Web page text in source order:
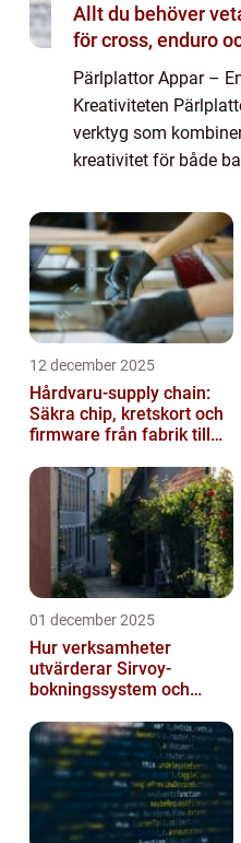
Allt du behöver
för cross, enduro
Pärlplattor Appar –
Kreativiteten
verktyg som
kreativitet för både
färgglada och
12 december 2025
Hårdvaru-supply chain:
Säkra chip, kretskort och
firmware från fabrik till
01 december 2025
Hur verksamheter
utvärderar Sirvoy-
bokningssystem och